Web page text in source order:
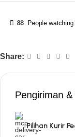
88 People
Share:
Pengiriman
Pilihan Kurir